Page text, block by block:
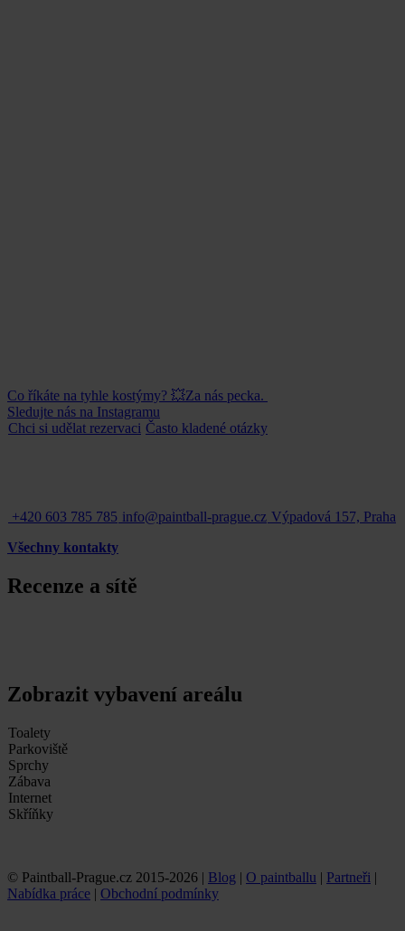
Co říkáte na tyhle kostýmy? 💥Za nás pecka.
Sledujte nás na Instagramu
Chci si udělat rezervaci Často kladené otázky
+420 603 785 785 info@paintball-prague.cz Výpadová 157, Praha
Všechny kontakty
Recenze a sítě
Zobrazit vybavení areálu
Toalety
Parkoviště
Sprchy
Zábava
Internet
Skříňky
© Paintball-Prague.cz 2015-2026 | Blog | O paintballu | Partneři |
Nabídka práce | Obchodní podmínky